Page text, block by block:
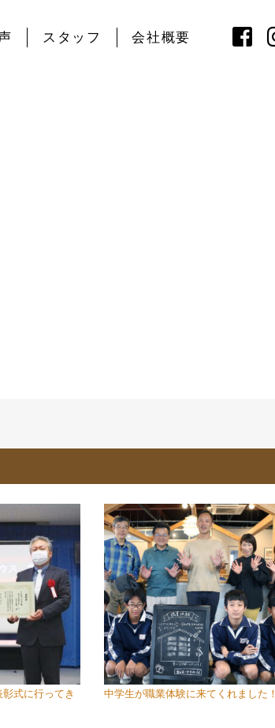
スタッフ 会社概要
彰式に行ってき
中学生が職業体験に来てくれました！